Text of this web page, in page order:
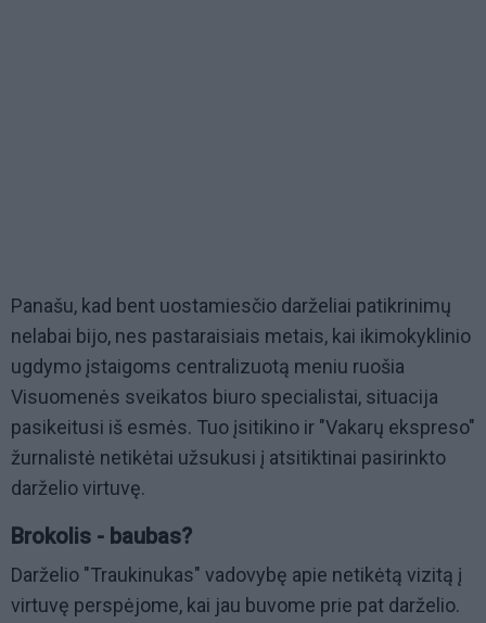
Panašu, kad bent uostamiesčio darželiai patikrinimų
nelabai bijo, nes pastaraisiais metais, kai ikimokyklinio
ugdymo įstaigoms centralizuotą meniu ruošia
Visuomenės sveikatos biuro specialistai, situacija
pasikeitusi iš esmės. Tuo įsitikino ir "Vakarų ekspreso"
žurnalistė netikėtai užsukusi į atsitiktinai pasirinkto
darželio virtuvę.
Brokolis - baubas?
Darželio "Traukinukas" vadovybę apie netikėtą vizitą į
virtuvę perspėjome, kai jau buvome prie pat darželio.